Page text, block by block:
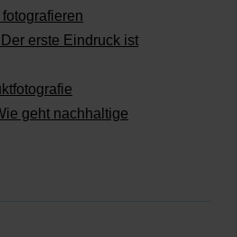
erste Eindruck ist
geht nachhaltige